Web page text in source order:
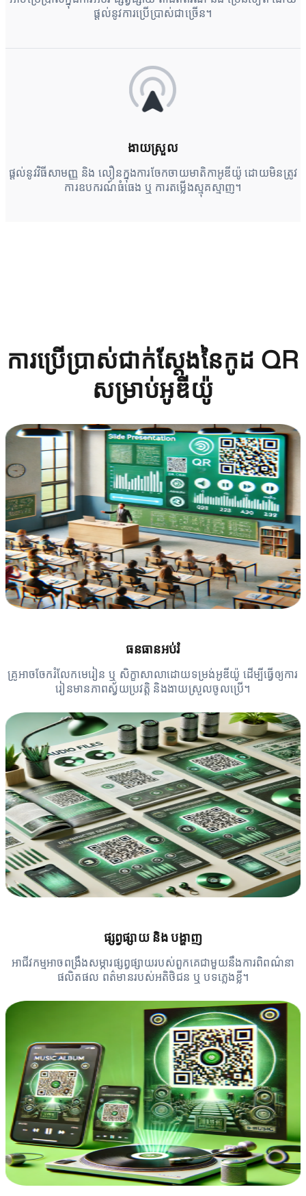
ផ្តល់នូវការប្រើប្រាស់ជាច្រើន។
ងាយស្រួល
ផ្តល់នូវវិធីសាមញ្ញ និង លឿនក្នុងការចែកចាយមាតិកាអូឌីយ៉ូ ដោយមិនត្រូវ
ការឧបករណ៍ធំធេង ឬ ការតម្លើងស្មុគស្មាញ។
ការប្រើប្រាស់ជាក់ស្តែងនៃកូដ QR
សម្រាប់អូឌីយ៉ូ
ធនធានអប់រំ
គ្រូអាចចែករំលែកមេរៀន ឬ សិក្ខាសាលាដោយទម្រង់អូឌីយ៉ូ ដើម្បីធ្វើឲ្យការ
រៀនមានភាពស្វ័យប្រវត្តិ និងងាយស្រួលចូលប្រើ។
ផ្សព្វផ្សាយ និង បង្ហាញ
អាជីវកម្មអាចពង្រឹងសម្ភារផ្សព្វផ្សាយរបស់ពួកគេជាមួយនឹងការពិពណ៌នា
ផលិតផល ពត៌មានរបស់អតិថិជន ឬ បទភ្លេងខ្លី។